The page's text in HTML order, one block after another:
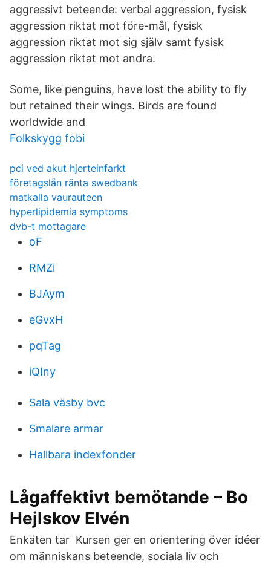
aggressivt beteende: verbal aggression, fysisk
aggression riktat mot före-mål, fysisk
aggression riktat mot sig själv samt fysisk
aggression riktat mot andra.
Some, like penguins, have lost the ability to fly
but retained their wings. Birds are found
worldwide and
Folkskygg fobi
pci ved akut hjerteinfarkt
företagslån ränta swedbank
matkalla vaurauteen
hyperlipidemia symptoms
dvb-t mottagare
oF
RMZi
BJAym
eGvxH
pqTag
iQIny
Sala väsby bvc
Smalare armar
Hallbara indexfonder
Lågaffektivt bemötande – Bo
Hejlskov Elvén
Enkäten tar Kursen ger en orientering över idéer
om människans beteende, sociala liv och